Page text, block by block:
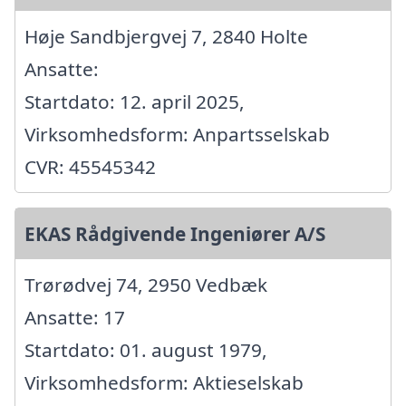
Høje Sandbjergvej 7, 2840 Holte
Ansatte:
Startdato: 12. april 2025,
Virksomhedsform: Anpartsselskab
CVR: 45545342
EKAS Rådgivende Ingeniører A/S
Trørødvej 74, 2950 Vedbæk
Ansatte: 17
Startdato: 01. august 1979,
Virksomhedsform: Aktieselskab